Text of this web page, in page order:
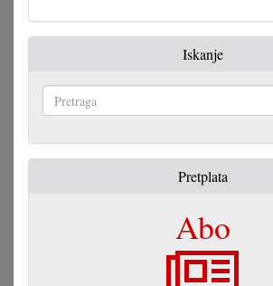
Iskanje
Pretplata
Abo